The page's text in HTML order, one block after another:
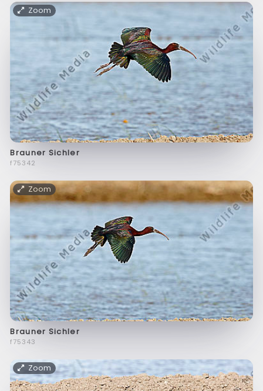
Zoom
Brauner Sichler
f75342
Zoom
Brauner Sichler
f75343
Zoom